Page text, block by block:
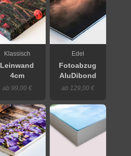
Klassisch
Leinwand
4cm
ab 99,00 €
Edel
Fotoabzug
AluDibond
ab 129,00 €